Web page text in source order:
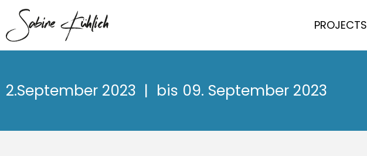
PROJECTS
2.September 2023 | bis 09. September 2023